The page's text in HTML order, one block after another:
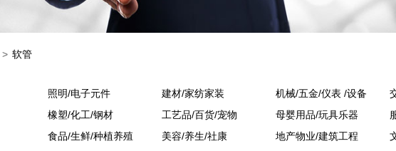
> 软管
照明/电子元件 建材/家纺家装 机械/五金/仪表 /设备
橡塑/化工/钢材 工艺品/百货/宠物 母婴用品/玩具乐器
食品/生鲜/种植养殖 美容/养生/社康 地产物业/建筑工程